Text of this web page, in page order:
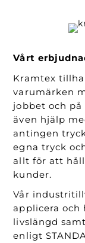
Vårt
Kramtex
varumärken
jobbet och
även hjälp
antingen
egna tryck
allt för att
kunder.
Vår
applicera och
livslängd
enligt